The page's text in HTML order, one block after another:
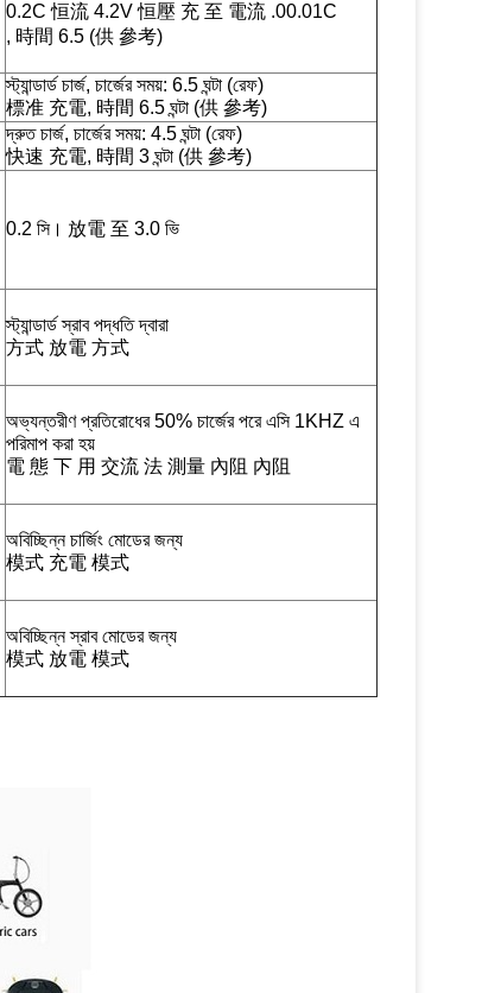
0.2C 恒流 4.2V 恒壓 充 至 電流 .00.01C
, 時間 6.5 (供 參考)
স্ট্যান্ডার্ড চার্জ, চার্জের সময়: 6.5 ঘন্টা (রেফ)
標准 充電, 時間 6.5 ঘন্টা (供 參考)
দ্রুত চার্জ, চার্জের সময়: 4.5 ঘন্টা (রেফ)
快速 充電, 時間 3 ঘন্টা (供 參考)
0.2 সি। 放電 至 3.0 ভি
স্ট্যান্ডার্ড স্রাব পদ্ধতি দ্বারা
方式 放電 方式
অভ্যন্তরীণ প্রতিরোধের 50% চার্জের পরে এসি 1KHZ এ
পরিমাপ করা হয়
電 態 下 用 交流 法 測量 內阻 內阻
অবিচ্ছিন্ন চার্জিং মোডের জন্য
模式 充電 模式
অবিচ্ছিন্ন স্রাব মোডের জন্য
模式 放電 模式